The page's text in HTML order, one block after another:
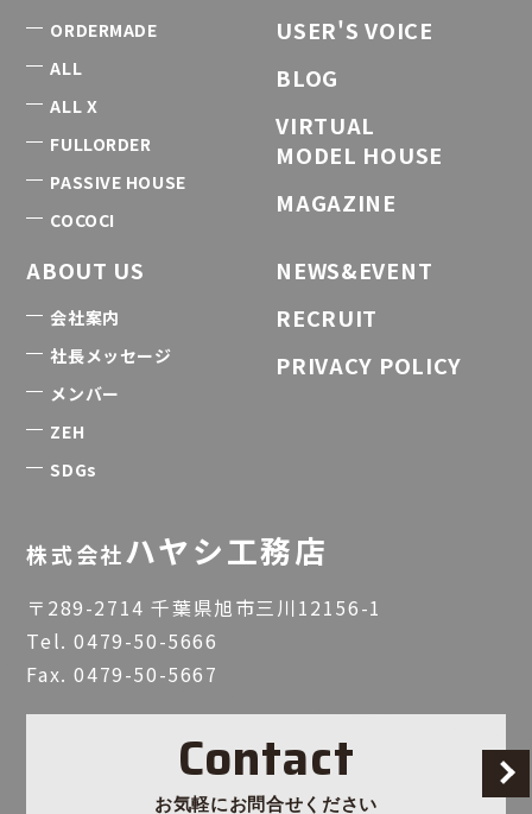
ORDERMADE
ALL
ALL X
FULLORDER
PASSIVE HOUSE
COCOCI
USER'S VOICE
BLOG
VIRTUAL
MODEL HOUSE
MAGAZINE
ABOUT US
会社案内
社長メッセージ
メンバー
ZEH
SDGs
NEWS&EVENT
RECRUIT
PRIVACY POLICY
株式会社ハヤシ工務店
〒289-2714 千葉県旭市三川12156-1
Tel.0479-50-5666
Fax. 0479-50-5667
Contact
お気軽にお問合せください